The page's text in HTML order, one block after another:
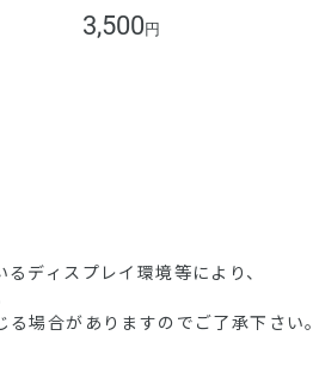
3,500 円
ディスプレイ環境等により、
場合がありますのでご了承下さい。